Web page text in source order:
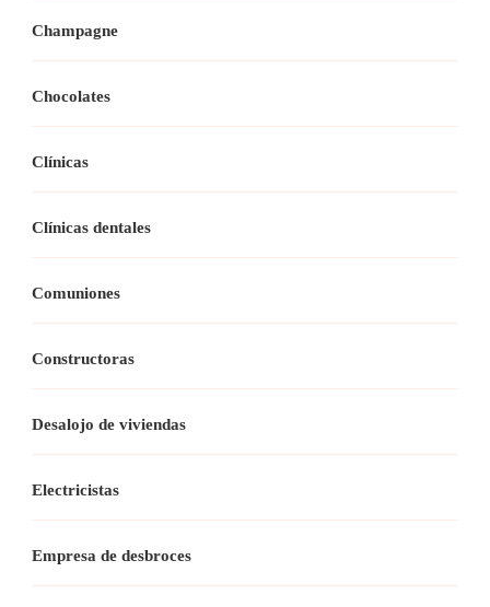
Champagne
Chocolates
Clínicas
Clínicas dentales
Comuniones
Constructoras
Desalojo de viviendas
Electricistas
Empresa de desbroces